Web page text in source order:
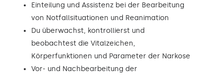
Einteilung und Assistenz bei der Bearbeitung
von Notfallsituationen und Reanimation
Du überwachst, kontrollierst und
beobachtest die Vitalzeichen,
Körperfunktionen und Parameter der Narkose
Vor- und Nachbearbeitung der